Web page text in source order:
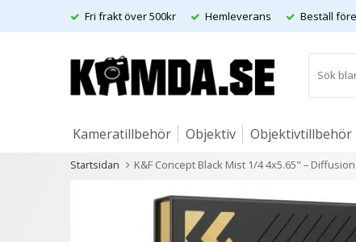
Fri frakt över 500kr Hemleverans Beställ
Kameratillbehör Objektiv Objektivtillbehör
Artiklar
Startsidan K&F Concept Black Mist 1/4 4x5.65" –
Andra kunder köpte även